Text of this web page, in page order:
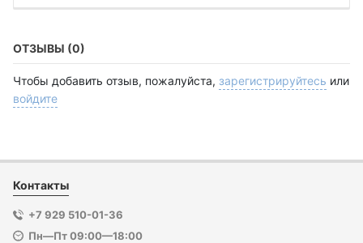
ОТЗЫВЫ (0)
Чтобы добавить отзыв, пожалуйста, зарегистрируйтесь или
войдите
Контакты
+7 929 510-01-36
Пн—Пт 09:00—18:00